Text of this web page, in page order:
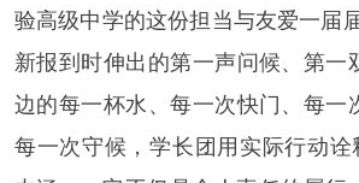
验高级中学的这份担当与友爱一届
新报到时伸出的第一声问候、第一
边的每一杯水、每一次快门、每一
每一次守候，学长团用实际行动诠